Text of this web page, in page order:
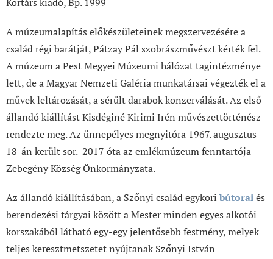
A múzeumalapítás előkészületeinek megszervezésére a
család régi barátját, Pátzay Pál szobrászművészt kérték fel.
A múzeum a Pest Megyei Múzeumi hálózat tagintézménye
lett, de a Magyar Nemzeti Galéria munkatársai végezték el a
művek leltározását, a sérült darabok konzerválását. Az első
állandó kiállítást Kisdéginé Kirimi Irén művészettörténész
rendezte meg. Az ünnepélyes megnyitóra 1967. augusztus
18-án került sor. 2017 óta az emlékmúzeum fenntartója
Zebegény Község Önkormányzata.
Az állandó kiállításában, a Szőnyi család egykori bútoraiés
berendezési tárgyai között a Mester minden egyes alkotói
korszakából látható egy-egy jelentősebb festmény, melyek
teljes keresztmetszetet nyújtanak Szőnyi István